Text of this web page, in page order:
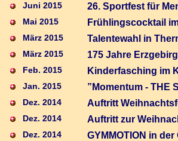
Juni 2015 26. Sportfest für
Mai 2015 Frühlingscocktail
März 2015 Talentewahl in
März 2015 175 Jahre
Feb. 2015 Kinderfasching im
Jan. 2015 ”Momentum - THE
Dez. 2014 Auftritt
Dez. 2014 Auftritt zur
Dez. 2014 GYMMOTION in